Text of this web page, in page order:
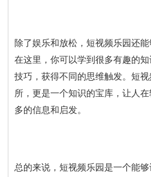
除了娱乐和放松，短视频乐园还能
在这里，你可以学到很多有趣的
技巧，获得不同的思维触发。短
所，更是一个知识的宝库，让人
多的信息和启发。
总的来说，短视频乐园是一个能